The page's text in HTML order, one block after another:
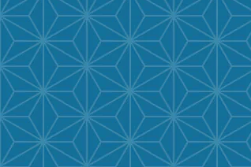
サイズ
～３寸
４寸